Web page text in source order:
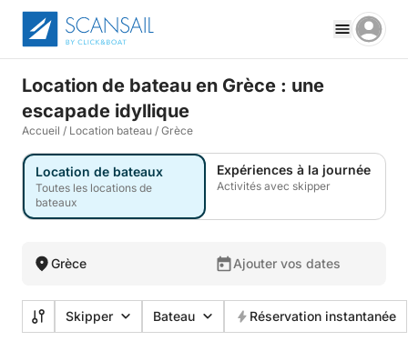
Location de bateau en Grèce : une
escapade idyllique
Accueil / Location bateau / Grèce
Location de bateaux
Toutes les locations de
bateaux
Expériences à la journée
Activités avec skipper
Grèce Ajouter vos dates
Skipper Bateau Réservation instantanée